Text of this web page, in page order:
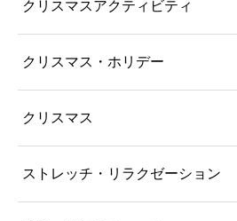
クリスマスアクティビティ
クリスマス・ホリデー
クリスマス
ストレッチ・リラクゼーション